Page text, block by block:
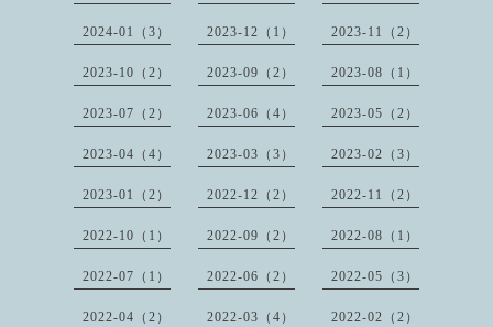
2024-01（3） 2023-12（1） 2023-11（2）
2023-10（2） 2023-09（2） 2023-08（1）
2023-07（2） 2023-06（4） 2023-05（2）
2023-04（4） 2023-03（3） 2023-02（3）
2023-01（2） 2022-12（2） 2022-11（2）
2022-10（1） 2022-09（2） 2022-08（1）
2022-07（1） 2022-06（2） 2022-05（3）
2022-04（2） 2022-03（4） 2022-02（2）